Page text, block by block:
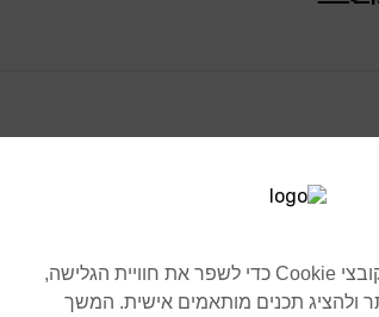
אנו משתמשים בקובצי Cookie כדי לשפר את חוויית הגלישה,
ולהציג תכנים מותאמים אישית. המשך